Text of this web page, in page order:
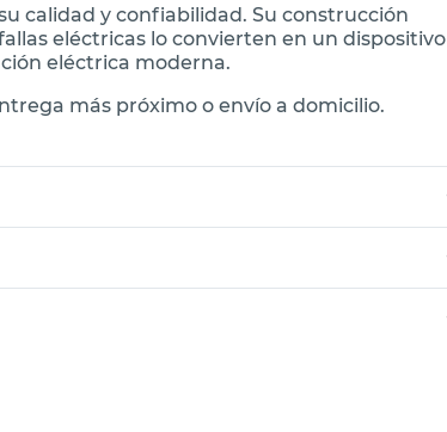
calidad y confiabilidad. Su construcción
eléctricas lo convierten en un dispositivo
eléctrica moderna.
más próximo o envío a domicilio.